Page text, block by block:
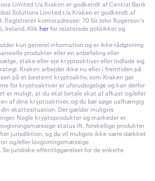
Limited t/a Kraken er godkendt af Central Bank
Solutions Limited t/a Kraken er godkendt af
Registreret kontoradresse: 70 Sir John Rogerson’s
Ireland. Klik herfor relaterede politikker og
kun generel information og er ikke rådgivning
produkter eller en anbefaling eller
stake eller eje kryptoaktiver eller indlade sig
Kraken arbejder ikke nu eller i fremtiden på
på et bestemt kryptoaktiv, som Kraken gør
for kryptoaktiver er uforudsigelige og kan derfor
er muligt, at du skal betale skat af afkast og/eller
af dine kryptoaktiver, og du bør søge uafhængig
din skattesituation. Der gælder muligvis
Nogle kryptoprodukter og markeder er
status ift. forskellige produkter
jurisdiktion, og du vil muligvis ikke være dækket
og/eller lovgivningsmæssige
Se juridiske offentliggørelser for de enkelte